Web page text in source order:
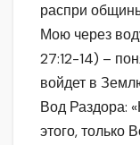
распри
Мою через
27:12-14) –
войдет в
Вод Раздора:
этого, только